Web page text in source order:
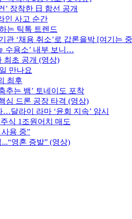
장착한 日 함선 공개
인 사고 순간
는 틱톡 트렌드
‘채용 취소’로 갑론을박 [여기는
수용소’ 내부 보니…
최초 공개 (영상)
만나요
최후
추는 뱀’ 토네이도 포착
심 드론 공장 타격 (영상)
달라이 라마 ‘윤회 지속’ 암시
식 1조원어치 매도
용 중”
영혼 증발” (영상)